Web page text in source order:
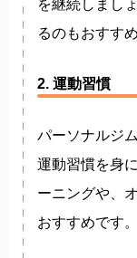
を継続しまし
るのもおすす
2. 運動習慣
パーソナルジ
運動習慣を身
ーニングや、
おすすめです。